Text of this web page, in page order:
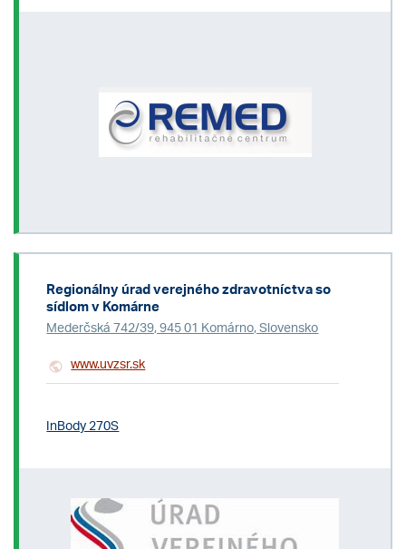
Regionálny úrad verejného zdravotníctva so
sídlom v Komárne
Mederčská 742/39, 945 01 Komárno, Slovensko
www.uvzsr.sk
InBody 270S